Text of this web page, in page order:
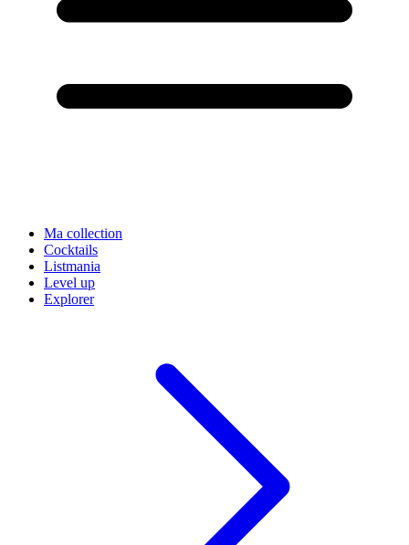
Ma collection
Cocktails
Listmania
Level up
Explorer